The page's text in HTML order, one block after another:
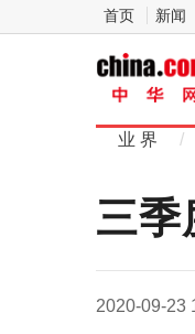
首页 新闻
华网
业 界 /
三季
2020-09-23